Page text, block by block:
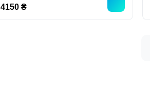
4150 ₴